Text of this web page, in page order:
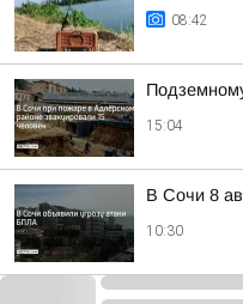
08:42
15:04
В Сочи 8
10:30